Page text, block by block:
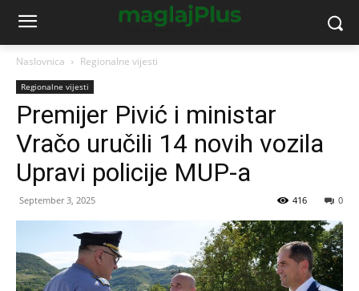
Naslovnica Regionalne vijesti
Regionalne vijesti
Premijer Pivić i ministar
Vračo uručili 14 novih vozila
Upravi policije MUP-a
September 3, 2025 0
416